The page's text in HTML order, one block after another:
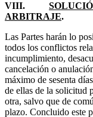
VIII.
ARBITRAJE.
Las Partes harán lo
todos los conflictos
incumplimiento,
cancelación o
máximo de sesenta
de ellas de la solicitud
otra, salvo que de
plazo. Concluido este